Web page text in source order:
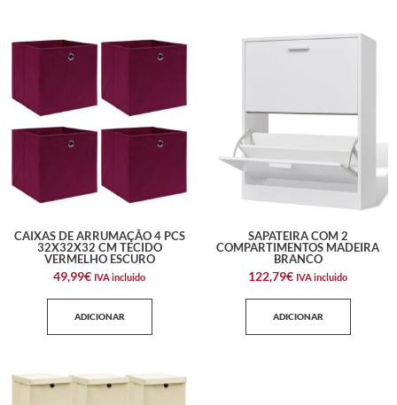
CAIXAS DE ARRUMAÇÃO 4 PCS
32X32X32 CM TECIDO
VERMELHO ESCURO
49,99€ IVA incluido
ADICIONAR
SAPATEIRA COM 2
COMPARTIMENTOS MADEIRA
BRANCO
122,79€ IVA incluido
ADICIONAR